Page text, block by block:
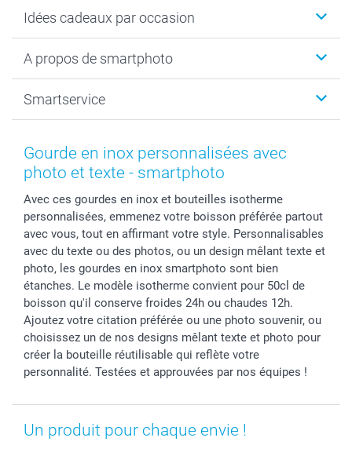
Calendrier photo & Agenda photo
Tirage photo & agrandissement
Faire-part & Cartes
Coques smartphone
Stickers & Etiquettes
Dénicheur d'idées cadeau
Idées cadeaux par occasion
Anniversaire
Naissance & baptême
Fête des Mères
Fête des Pères
Baptême
Toussaint
Rentrée des classes
Saint-Valentin
Vacances
A propos de smartphoto
Plan du site
Droit de rétraction
Plaintes
Gestion des cookies
Tarifs
Partenariats & Influence
Investisseurs
Smartservice
Aide
smartbonus
Livraison
Modes de paiement
Grandes quantités
Statut de ma commande
Gourde en inox personnalisées avec
photo et texte - smartphoto
Avec ces gourdes en inox et bouteilles isotherme
personnalisées, emmenez votre boisson préférée partout
avec vous, tout en affirmant votre style. Personnalisables
avec du texte ou des photos, ou un design mêlant texte et
photo, les gourdes en inox smartphoto sont bien
étanches. Le modèle isotherme convient pour 50cl de
boisson qu'il conserve froides 24h ou chaudes 12h.
Ajoutez votre citation préférée ou une photo souvenir, ou
choisissez un de nos designs mêlant texte et photo pour
créer la bouteille réutilisable qui reflète votre
personnalité. Testées et approuvées par nos équipes !
Un produit pour chaque envie !